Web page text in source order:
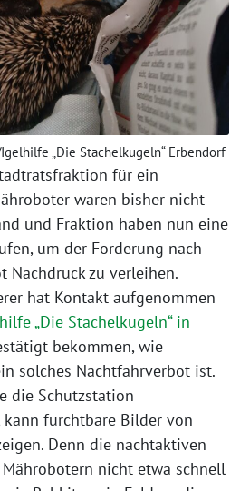
„Die Stachelkugeln“ Erbendorf
für ein
waren bisher nicht
und Fraktion haben nun eine
um der Forderung nach
Nachdruck zu verleihen.
hat Kontakt aufgenommen
„Die Stachelkugeln“ in
bekommen, wie
solches Nachtfahrverbot ist.
die Schutzstation
furchtbare Bilder von
Denn die nachtaktiven
nicht etwa schnell